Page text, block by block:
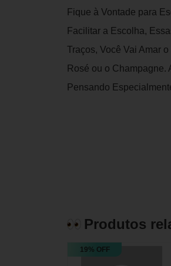
Fique à Vontade para
Facilitar a Escolha,
Traços, Você Vai Amar
Rosé ou o
Pensando
Produtos
19% OFF